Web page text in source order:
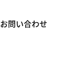
お問い合わせ